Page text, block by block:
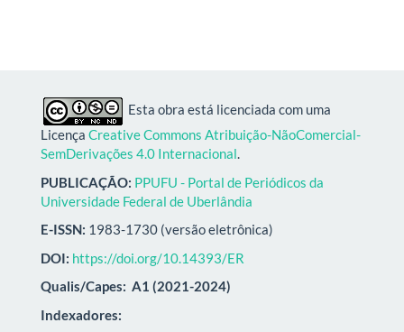
Esta obra está licenciada com uma
Licença Creative Commons Atribuição-NãoComercial-
SemDerivações 4.0 Internacional.
PUBLICAÇÃO: PPUFU - Portal de Periódicos da
Universidade Federal de Uberlândia
E-ISSN: 1983-1730 (versão eletrônica)
DOI: https://doi.org/10.14393/ER
Qualis/Capes: A1 (2021-2024)
Indexadores: